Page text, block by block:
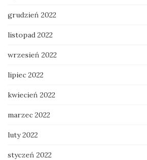
grudzień 2022
listopad 2022
wrzesień 2022
lipiec 2022
kwiecień 2022
marzec 2022
luty 2022
styczeń 2022